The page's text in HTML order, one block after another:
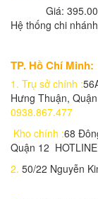
Laptop Dell Latitude
4G- SSD120G- 14'
Ổ cứng SSD M2
450,000 đ
Ram Laptop 4G_PC3
Ram Kingston 8g/
650,000 đ
Giá:
Hệ thống chi nhánh
TP. Hồ Chí Minh:
1. Trụ sở chính :
Hưng Thuận,
0938.867.477
Kho chính :68
Quận 12
2. 50/22 Nguyễn